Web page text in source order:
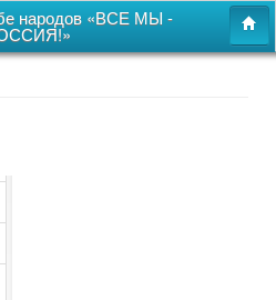
народов «ВСЕ МЫ -